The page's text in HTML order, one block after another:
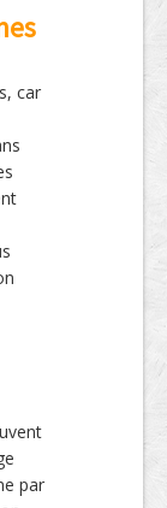
car
par